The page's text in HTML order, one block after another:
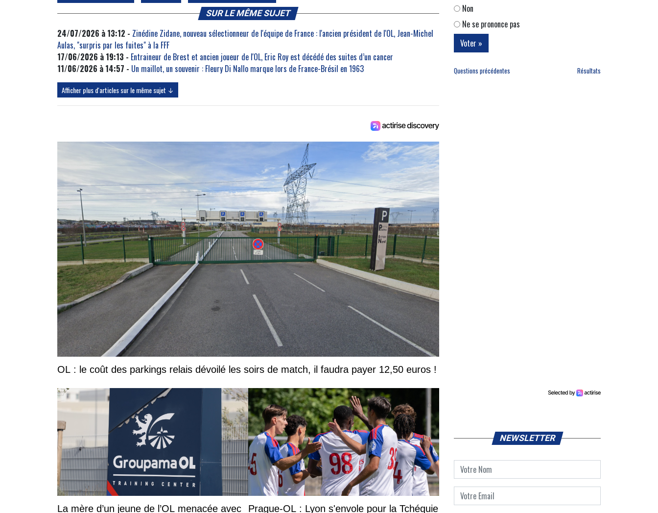
SUR LE MÊME SUJET
24/07/2026 à 13:12 - Zinédine Zidane, nouveau sélectionneur de l'équipe de France : l'ancien président de l'OL, Jean-Michel
Aulas, "surpris par les fuites" à la FFF
17/06/2026 à 19:13 - Entraineur de Brest et ancien joueur de l'OL, Eric Roy est décédé des suites d’un cancer
11/06/2026 à 14:57 - Un maillot, un souvenir : Fleury Di Nallo marque lors de France-Brésil en 1963
Afficher plus d'articles sur le même sujet ↓
OL : le coût des parkings relais dévoilé les soirs de match, il faudra payer 12,50 euros !
La mère d’un jeune de l’OL menacée avec Prague-OL : Lyon s'envole pour la Tchéquie
Non
Ne se prononce pas
Questions précédentes Résultats
NEWSLETTER